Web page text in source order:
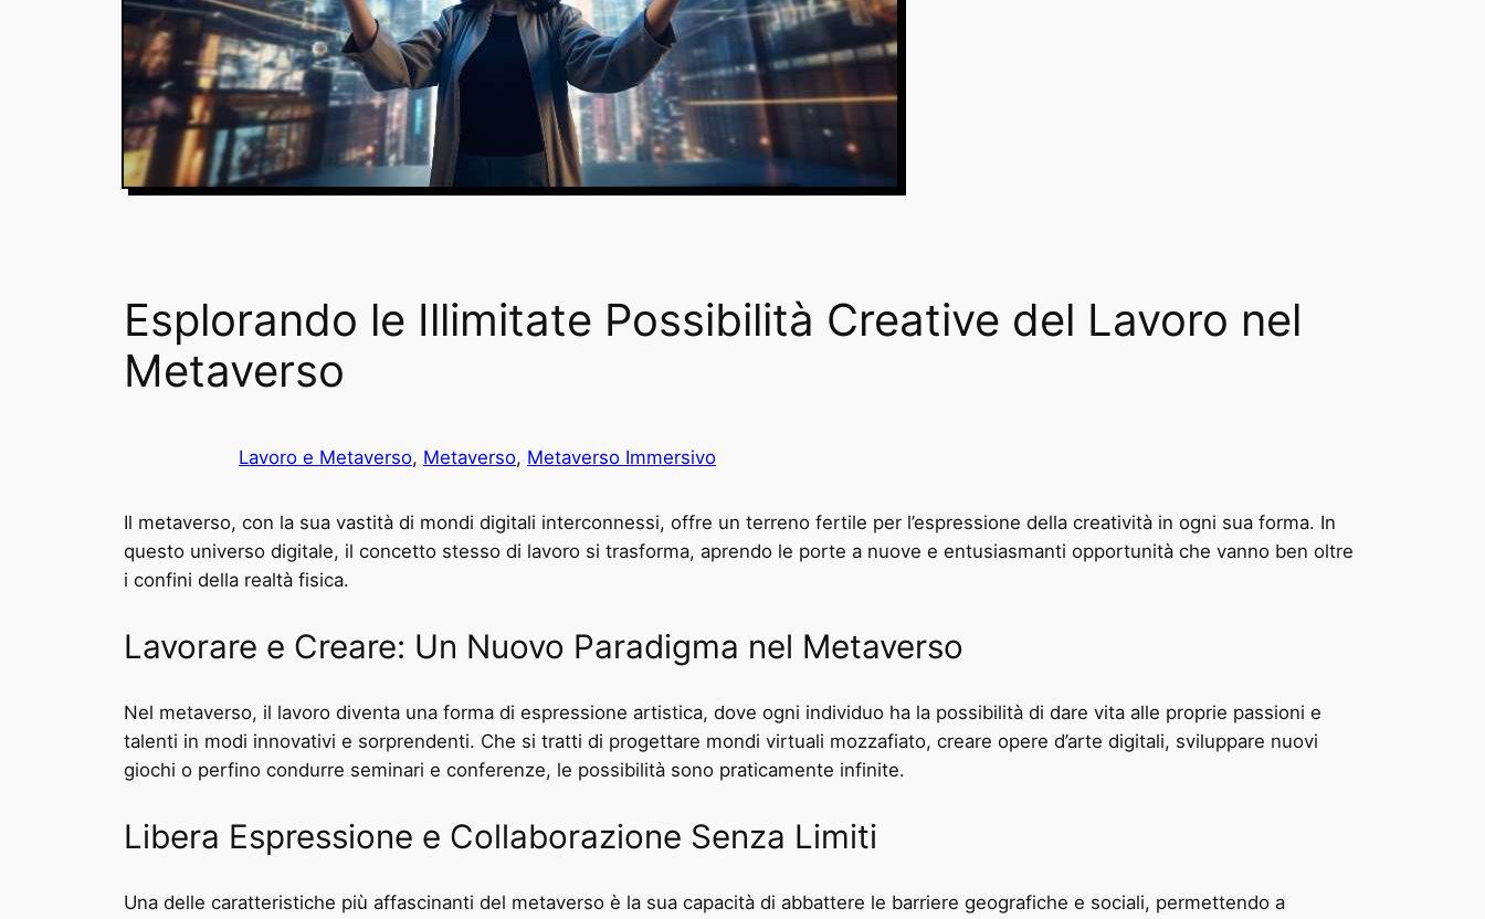
Esplorando le Illimitate Possibilità Creative del Lavoro nel
Metaverso
Lavoro e Metaverso, Metaverso, Metaverso Immersivo
Il metaverso, con la sua vastità di mondi digitali interconnessi, offre un terreno fertile per l’espressione della creatività in ogni sua forma. In
questo universo digitale, il concetto stesso di lavoro si trasforma, aprendo le porte a nuove e entusiasmanti opportunità che vanno ben oltre
i confini della realtà fisica.
Lavorare e Creare: Un Nuovo Paradigma nel Metaverso
Nel metaverso, il lavoro diventa una forma di espressione artistica, dove ogni individuo ha la possibilità di dare vita alle proprie passioni e
talenti in modi innovativi e sorprendenti. Che si tratti di progettare mondi virtuali mozzafiato, creare opere d’arte digitali, sviluppare nuovi
giochi o perfino condurre seminari e conferenze, le possibilità sono praticamente infinite.
Libera Espressione e Collaborazione Senza Limiti
Una delle caratteristiche più affascinanti del metaverso è la sua capacità di abbattere le barriere geografiche e sociali, permettendo a